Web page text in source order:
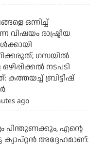
ഒന്നിച്ച്
വിഷയം രാഷ്ട്രീയ
ഗസയില്‍
നടപടി
ബ്രിട്ടീഷ്
ago
പിന്തുണക്കും, എന്റെ
ക്യാപ്റ്റന്‍ അദ്ദേഹമാണ്: